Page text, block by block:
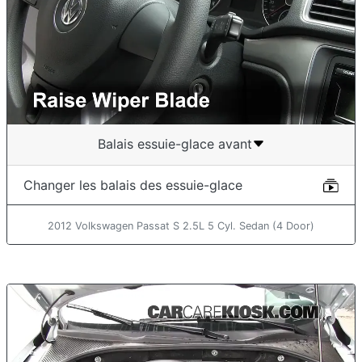
Balais essuie-glace avant
Changer les balais des essuie-glace
2012 Volkswagen Passat S 2.5L 5 Cyl. Sedan (4 Door)